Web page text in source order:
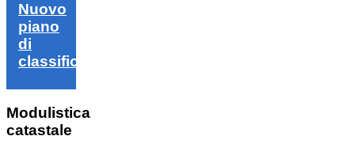
Nuovo
piano
di
classifica
Modulistica
catastale